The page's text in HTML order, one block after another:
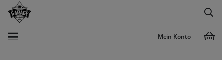
Mein Konto